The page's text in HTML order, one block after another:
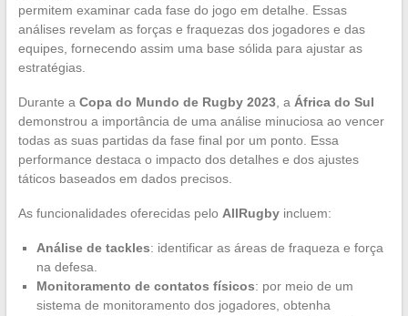
permitem examinar cada fase do jogo em detalhe. Essas
análises revelam as forças e fraquezas dos jogadores e das
equipes, fornecendo assim uma base sólida para ajustar as
estratégias.
Durante a Copa do Mundo de Rugby 2023, a África do Sul
demonstrou a importância de uma análise minuciosa ao vencer
todas as suas partidas da fase final por um ponto. Essa
performance destaca o impacto dos detalhes e dos ajustes
táticos baseados em dados precisos.
As funcionalidades oferecidas pelo AllRugbyincluem:
Análise de tackles: identificar as áreas de fraqueza e força
na defesa.
Monitoramento de contatos físicos: por meio de um
sistema de monitoramento dos jogadores, obtenha